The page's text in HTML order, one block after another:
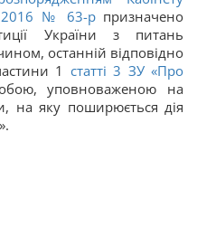
№ 63-рпризначено
України з питань
останній відповідно
1 статті 3 ЗУ «Про
уповноваженою на
на яку поширюється дія
».